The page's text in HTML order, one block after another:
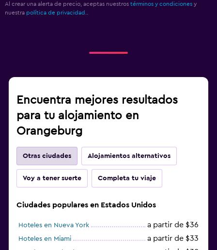
Al crear una alerta de precio, aceptas nuestros términos y condiciones y
nuestra política de privacidad.
Encuentra mejores resultados
para tu alojamiento en
Orangeburg
Otras ciudades Alojamientos alternativos
Voy a tener suerte Completa tu viaje
Ciudades populares en Estados Unidos
Hoteles en Nueva York a partir de $36
Hoteles en Miami a partir de $33